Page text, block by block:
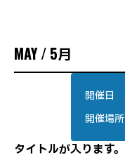
MAY / 5月
開催日
開催場所
タイトルが入ります。